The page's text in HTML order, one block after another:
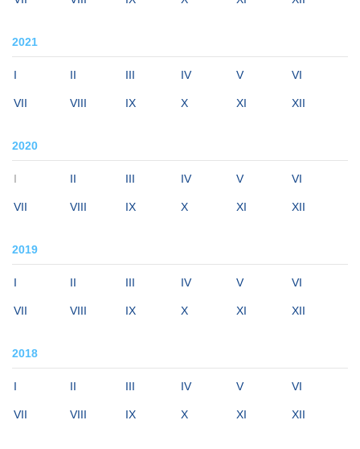
2021
I II III IV V VI
VII VIII IX X XI XII
2020
I II III IV V VI
VII VIII IX X XI XII
2019
I II III IV V VI
VII VIII IX X XI XII
2018
I II III IV V VI
VII VIII IX X XI XII